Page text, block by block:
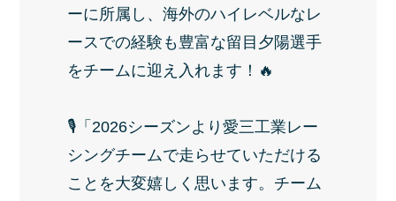
ーに所属し、海外のハイレベルなレ
ースでの経験も豊富な留目夕陽選手
をチームに迎え入れます！🔥
🎙️「2026シーズンより愛三工業レー
シングチームで走らせていただける
ことを大変嬉しく思います。チーム